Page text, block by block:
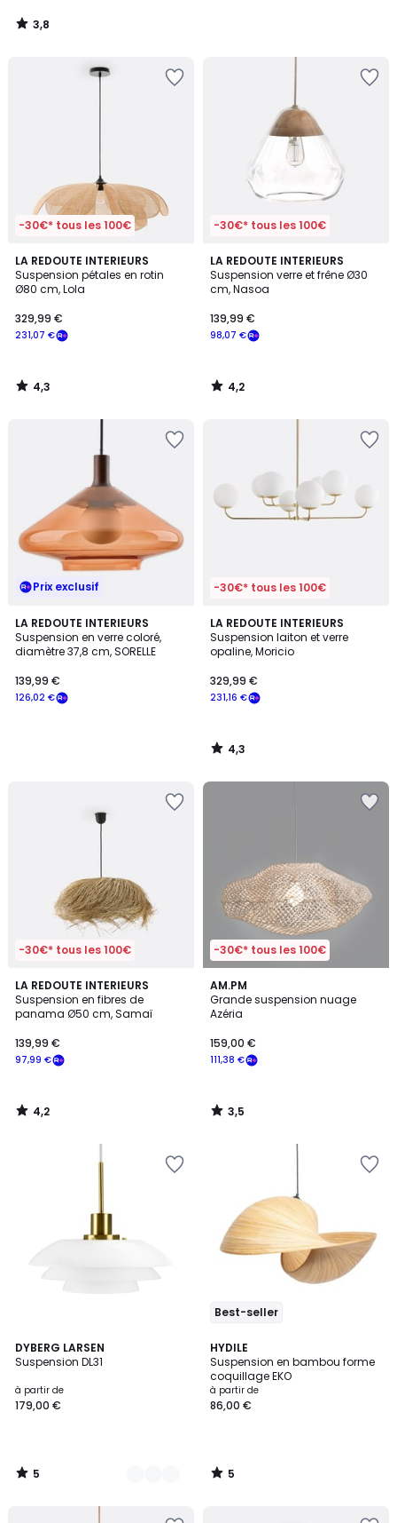
3,8
/
-30€* tous les 100€
LA REDOUTE INTERIEURS
Suspension pétales en rotin
Ø80 cm, Lola
231,07 €
329,99 €
4,3
/ 5
4,3
/
-30€* tous les 100€
LA REDOUTE INTERIEURS
Suspension verre et frêne Ø30
cm, Nasoa
98,07 €
139,99 €
4,2
/ 5
4,2
/
Prix exclusif
LA REDOUTE INTERIEURS
Suspension en verre coloré,
diamètre 37,8 cm, SORELLE
126,02 €
139,99 €
-30€* tous les 100€
LA REDOUTE INTERIEURS
Suspension laiton et verre
opaline, Moricio
231,16 €
329,99 €
4,3
/ 5
4,3
/
-30€* tous les 100€
LA REDOUTE INTERIEURS
Suspension en fibres de
panama Ø50 cm, Samaï
97,99 €
139,99 €
4,2
/ 5
4,2
/
-30€* tous les 100€
AM.PM
Grande suspension nuage
Azéria
111,38 €
159,00 €
3,5
/ 5
3,5
/
DYBERG LARSEN
Suspension DL31
à partir de
179,00 €
5
/
5
Couleurs
5
/
Best-seller
HYDILE
Suspension en bambou forme
coquillage EKO
à partir de
86,00 €
5
/
5
5
/